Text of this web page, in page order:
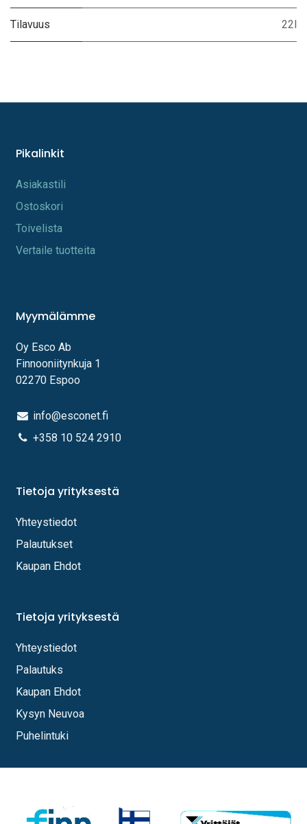
Tilavuus 22l
Pikalinkit
A​s​iakastili
Os​toskori
Toi​velista
Vertaile tuotteita
Myymälämme
Oy Esco Ab
Finnooniitynkuja 1
02270 Espoo
info@esconet.fi
+358 10 524 2910
Tietoja yrityksestä
Yhteystiedot
Palautukset
Kaupan Ehdot
Tietoja yrityksestä
Yhteystiedot
Palautuks
Kaupan Ehdot
Kysyn Neuvoa
Puhelintuki